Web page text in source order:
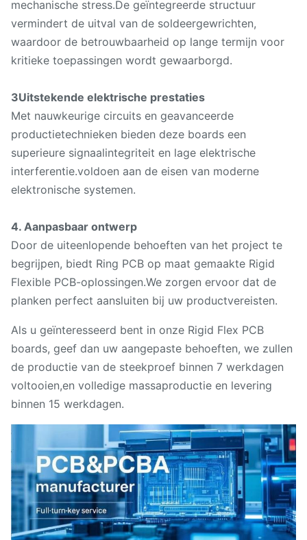
mechanische stress.De geïntegreerde structuur
vermindert de uitval van de soldeergewrichten,
waardoor de betrouwbaarheid op lange termijn voor
kritieke toepassingen wordt gewaarborgd.
3Uitstekende elektrische prestaties
Met nauwkeurige circuits en geavanceerde
productietechnieken bieden deze boards een
superieure signaalintegriteit en lage elektrische
interferentie.voldoen aan de eisen van moderne
elektronische systemen.
4. Aanpasbaar ontwerp
Door de uiteenlopende behoeften van het project te
begrijpen, biedt Ring PCB op maat gemaakte Rigid
Flexible PCB-oplossingen.We zorgen ervoor dat de
planken perfect aansluiten bij uw productvereisten.
Als u geïnteresseerd bent in onze Rigid Flex PCB
boards, geef dan uw aangepaste behoeften, we zullen
de productie van de steekproef binnen 7 werkdagen
voltooien,en volledige massaproductie en levering
binnen 15 werkdagen.